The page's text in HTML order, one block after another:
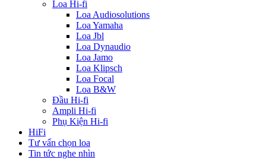
Loa Hi-fi
Loa Audiosolutions
Loa Yamaha
Loa Jbl
Loa Dynaudio
Loa Jamo
Loa Klipsch
Loa Focal
Loa B&W
Đầu Hi-fi
Ampli Hi-fi
Phụ Kiện Hi-fi
HiFi
Tư vấn chọn loa
Tin tức nghe nhìn